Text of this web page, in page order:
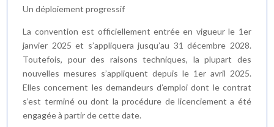
Un déploiement progressif
La convention est officiellement entrée en vigueur le 1er
janvier 2025 et s’appliquera jusqu’au 31 décembre 2028.
Toutefois, pour des raisons techniques, la plupart des
nouvelles mesures s’appliquent depuis le 1er avril 2025.
Elles concernent les demandeurs d’emploi dont le contrat
s’est terminé ou dont la procédure de licenciement a été
engagée à partir de cette date.